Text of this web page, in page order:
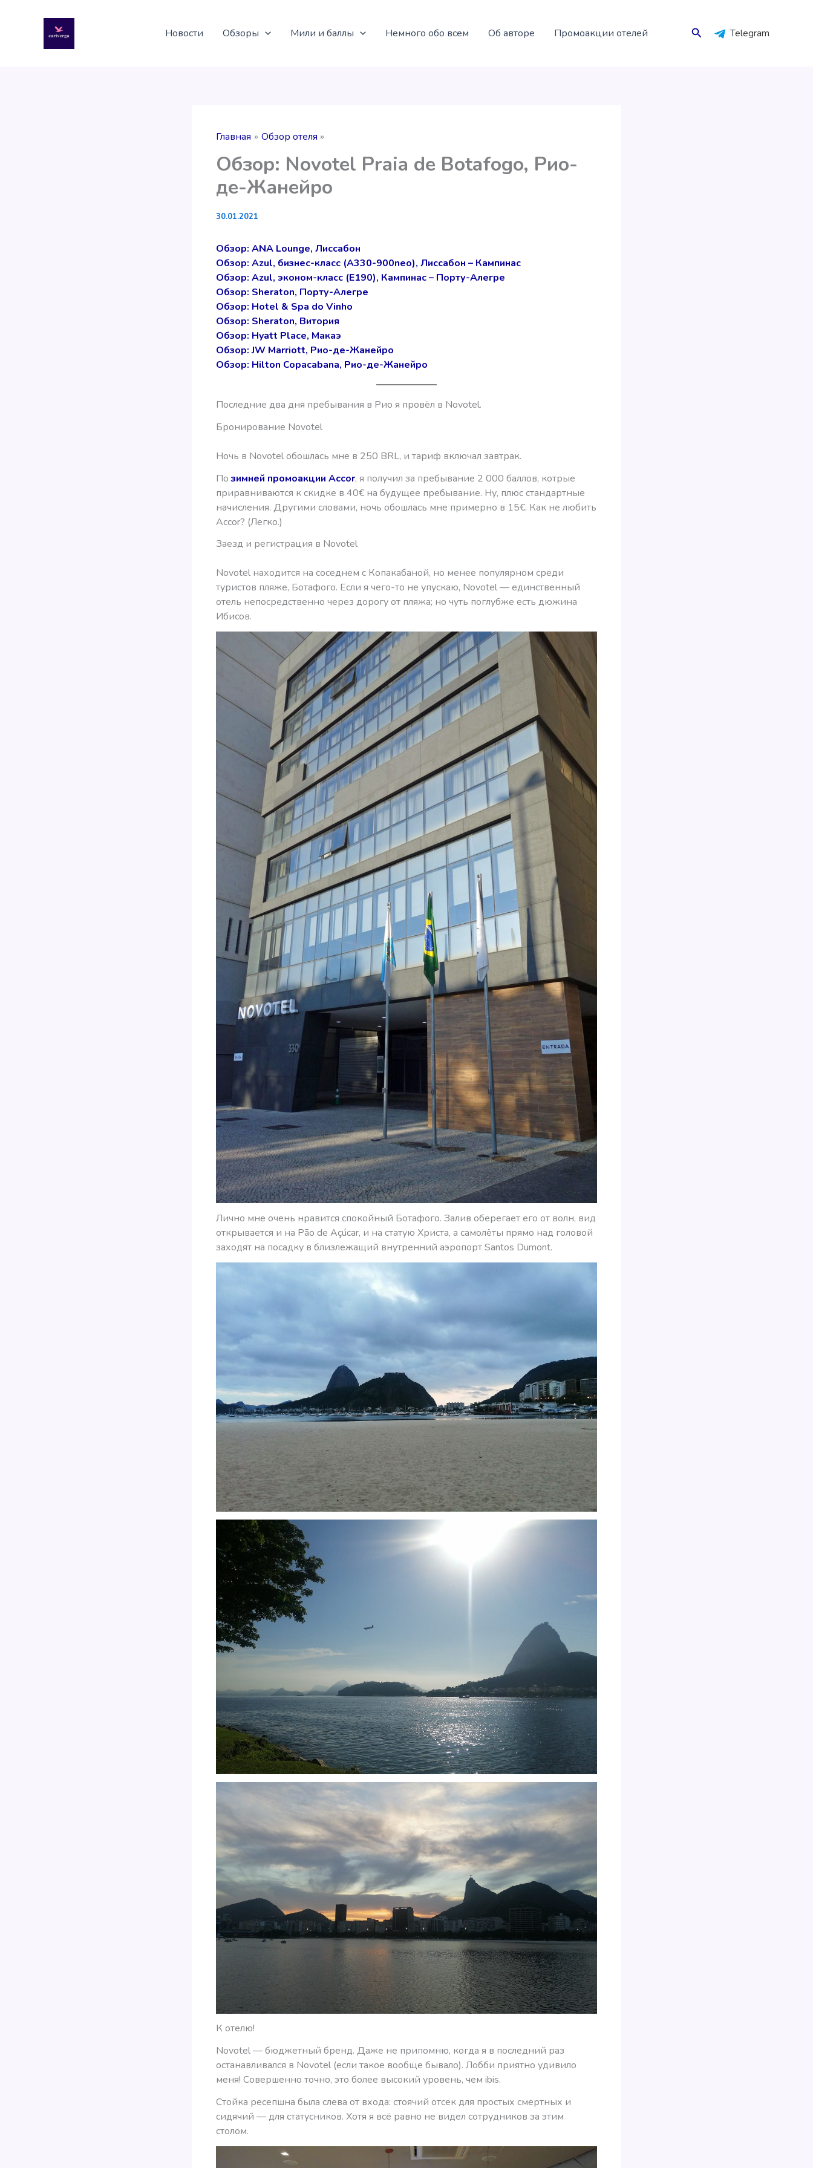
содержимому
Новости Обзоры Мили и баллы Немного обо всем Об авторе Промоакции отелей Поиск Telegram
Главная Обзор отеля
Обзор: Novotel Praia de Botafogo, Рио-
де-Жанейро
30.01.2021
Обзор: ANA Lounge, Лиссабон
Обзор: Azul, бизнес-класс (A330-900neo), Лиссабон – Кампинас
Обзор: Azul, эконом-класс (E190), Кампинас – Порту-Алегре
Обзор: Sheraton, Порту-Алегре
Обзор: Hotel & Spa do Vinho
Обзор: Sheraton, Витория
Обзор: Hyatt Place, Макаэ
Обзор: JW Marriott, Рио-де-Жанейро
Обзор: Hilton Copacabana, Рио-де-Жанейро
Последние два дня пребывания в Рио я провёл в Novotel.
Бронирование Novotel
Ночь в Novotel обошлась мне в 250 BRL, и тариф включал завтрак.
Позимней промоакции Accor, я получил за пребывание 2 000 баллов, котрые
приравниваются к скидке в 40€ на будущее пребывание. Ну, плюс стандартные
начисления. Другими словами, ночь обошлась мне примерно в 15€. Как не любить
Accor? (Легко.)
Заезд и регистрация в Novotel
Novotel находится на соседнем с Копакабаной, но менее популярном среди
туристов пляже, Ботафого. Если я чего-то не упускаю, Novotel — единственный
отель непосредственно через дорогу от пляжа; но чуть поглубже есть дюжина
Ибисов.
Лично мне очень нравится спокойный Ботафого. Залив оберегает его от волн, вид
открывается и на Pão de Açúcar, и на статую Христа, а самолёты прямо над головой
заходят на посадку в близлежащий внутренний аэропорт Santos Dumont.
К отелю!
Novotel — бюджетный бренд. Даже не припомню, когда я в последний раз
останавливался в Novotel (если такое вообще бывало). Лобби приятно удивило
меня! Совершенно точно, это более высокий уровень, чем ibis.
Стойка ресепшна была слева от входа: стоячий отсек для простых смертных и
сидячий — для статусников. Хотя я всё равно не видел сотрудников за этим
столом.